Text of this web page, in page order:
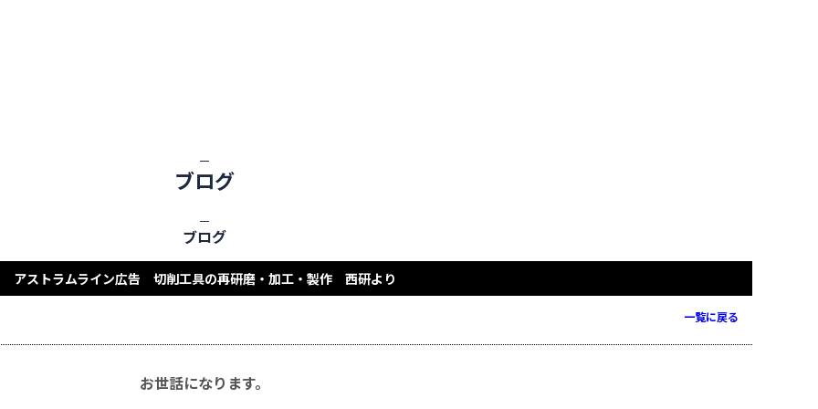
ブログ
ブログ
アストラムライン広告 切削工具の再研磨・加工・製作 西研より
一覧に戻る
お世話になります。